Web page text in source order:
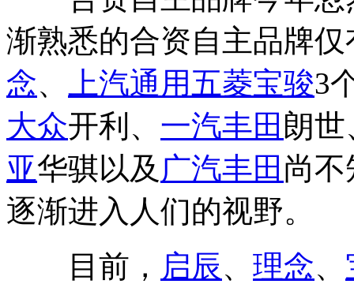
渐熟悉的合资自主品牌仅
念、 上汽通用五菱宝骏3
大众开利、 一汽丰田 朗世
亚华骐以及 广汽丰田 尚
逐渐进入人们的视野。
目前， 启辰、 理念、